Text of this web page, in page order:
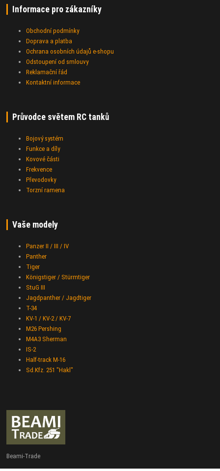
Informace pro zákazníky
Obchodní podmínky
Doprava a platba
Ochrana osobních údajů e-shopu
Odstoupení od smlouvy
Reklamační řád
Kontaktní informace
Průvodce světem RC tanků
Bojový systém
Funkce a díly
Kovové části
Frekvence
Převodovky
Torzní ramena
Vaše modely
Panzer II / III / IV
Panther
Tiger
Königstiger / Stürmtiger
StuG III
Jagdpanther / Jagdtiger
T-34
KV-1 / KV-2 / KV-7
M26 Pershing
M4A3 Sherman
IS-2
Half-track M-16
Sd.Kfz. 251 "Hakl"
Beami-Trade